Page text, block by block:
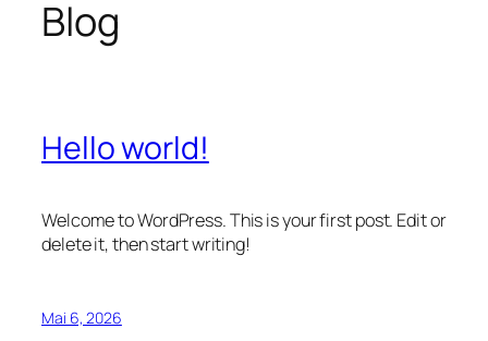
Blog
Hello world!
Welcome to WordPress. This is your first post. Edit or
delete it, then start writing!
Mai 6, 2026